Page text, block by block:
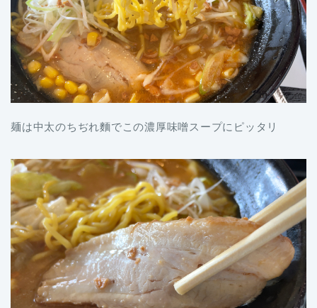
麺は中太のちぢれ麵でこの濃厚味噌スープにピッタリ